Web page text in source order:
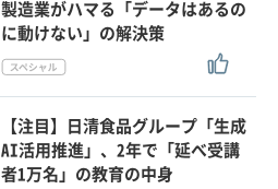
製造業がハマる「データはあるの
に動けない」の解決策
【注目】日清食品グループ「生成
AI活用推進」、2年で「延べ受講
者1万名」の教育の中身